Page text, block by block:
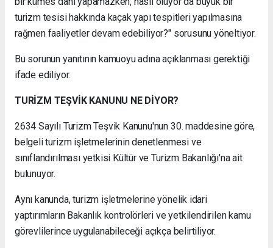
turizm tesisi hakkında kaçak yapı tespitleri yapılmasına
rağmen faaliyetler devam edebiliyor?" sorusunu yöneltiyor.
Bu sorunun yanıtının kamuoyu adına açıklanması gerektiği
ifade ediliyor.
TURİZM TEŞVİK KANUNU NE DİYOR?
2634 Sayılı Turizm Teşvik Kanunu'nun 30. maddesine göre,
belgeli turizm işletmelerinin denetlenmesi ve
sınıflandırılması yetkisi Kültür ve Turizm Bakanlığı'na ait
bulunuyor.
Aynı kanunda, turizm işletmelerine yönelik idari
yaptırımların Bakanlık kontrolörleri ve yetkilendirilen kamu
görevlilerince uygulanabileceği açıkça belirtiliyor.